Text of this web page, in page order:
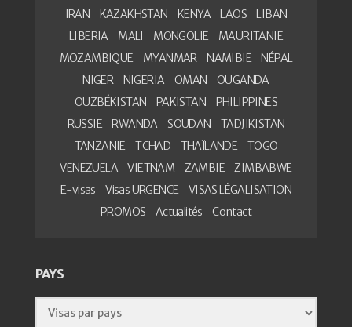
IRAN
KAZAKHSTAN KENYA LAOS
LIBAN
LIBERIA
MALI MONGOLIE
MAURITANIE
MOZAMBIQUE
MYANMAR NAMIBIE
NÉPAL
NIGER
NIGERIA OMAN
OUGANDA
OUZBÉKISTAN
PAKISTAN
PHILIPPINES
RUSSIE
RWANDA SOUDAN
TADJIKISTAN
TANZANIE
TCHAD THAÏLANDE
TOGO
VENEZUELA
VIETNAM ZAMBIE
ZIMBABWE
E-visas
Visas URGENCE
VISAS LÉGALISATION
PROMOS
Actualités Contact
PAYS